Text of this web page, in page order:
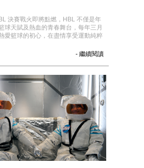
決賽戰火即將點燃，HBL 不僅是年
球天賦及熱血的青春舞台，每年三月
愛籃球的初心，在盡情享受運動純粹
- 繼續閱讀